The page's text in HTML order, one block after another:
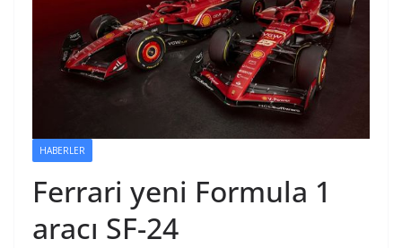
HABERLER
Ferrari yeni Formula 1
aracı SF-24